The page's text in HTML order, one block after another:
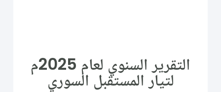
التقرير السنوي لعام 2025م
لتيار المستقبل السوري